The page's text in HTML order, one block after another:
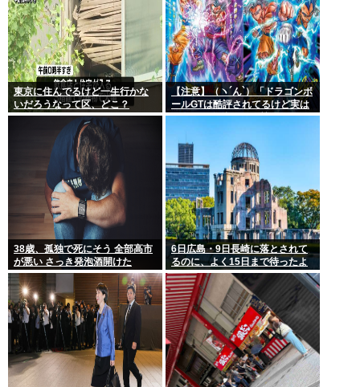
東京に住んでるけど一生行かな
いだろうなって区、どこ？
【注意】（ヽ´ん`）「ドラゴンボ
ールGTは酷評されてるけど実は
面白い」嫌儲民の悪質なデマに
38歳、孤独で死にそう 全部高市
が悪い さっき発泡酒開けた
6日広島・9日長崎に落とされて
るのに、よく15日まで待ったよ
な